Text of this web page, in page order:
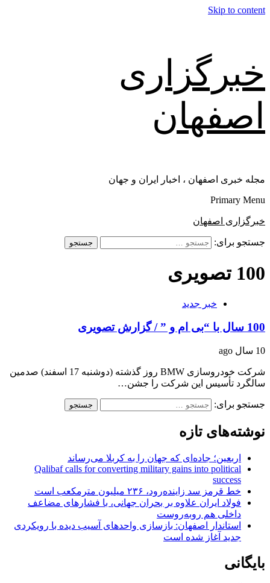
Skip to content
خبرگزاری
اصفهان
مجله خبری اصفهان ، اخبار ایران و جهان
Primary Menu
خبرگزاری اصفهان
جستجو برای:
100 تصویری
خبر جدید
100 سال با “بی ام و ” / گزارش تصویری
10 سال ago
شرکت خودروسازی BMW روز گذشته (دوشنبه 17 اسفند) صدمین
سالگرد تأسیس این شرکت را جشن…
جستجو برای:
نوشته‌های تازه
اربعین؛ جاده‌ای که جهان را به کربلا می‌رساند
Qalibaf calls for converting military gains into political
success
خط قرمز سد زاینده‌رود، ۲۳۶ میلیون مترمکعب است
فولاد ایران علاوه بر بحران جهانی، با فشارهای مضاعف
داخلی هم روبه‌روست
استاندار اصفهان: بازسازی واحدهای آسیب دیده با رویکردی
جدید آغاز شده است
بایگانی